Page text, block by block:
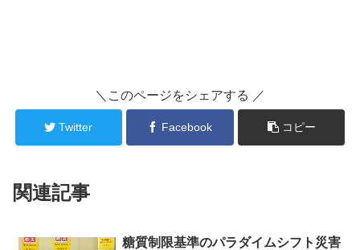
＼このページをシェアする ／
Twitter Facebook コピー
関連記事
糖質制限基準のパラダイムシフト災害